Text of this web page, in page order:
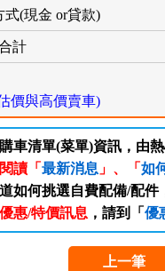
式(現金 or貸款)
計
價與高價賣車)
車清單(菜單)資訊，由熱
讀「 最新消息 」、「 如
如何挑選自費配備/配件
惠/特價訊息 ，請到「 優
上一筆